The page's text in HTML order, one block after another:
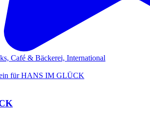
Café & Bäckerei, International